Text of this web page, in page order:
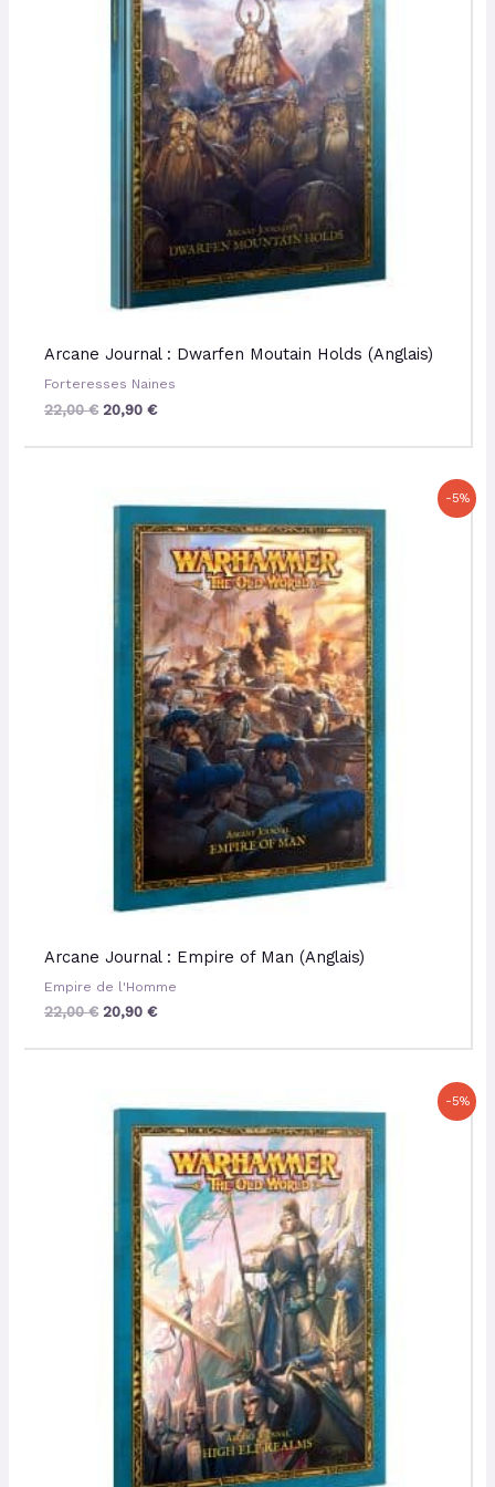
Arcane Journal : Dwarfen Moutain Holds (Anglais)
Forteresses Naines
22,00€ 20,90 €
-5%
Arcane Journal : Empire of Man (Anglais)
Empire de l'Homme
22,00€
prix
initial
était :
22,00 €.
20,90 €
prix
actuel
est :
20,90 €.
-5%
prix
initial
était :
22,00 €.
prix
actuel
est :
20,90 €.